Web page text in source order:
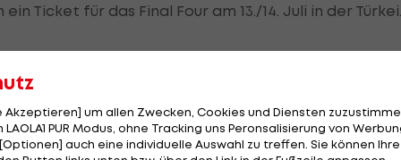
Ticket für das Final Four am 13./14. Juli in der Türkei.
der vergangenen Wochen anzumerken.
als mental stärkeres Team, das zwar in jedem Satz,
hinterherlief, in den entscheidenden Momenten
Akzeptieren] um allen Zwecken, Cookies und Diensten
PUR Modus, ohne Tracking uns Peronsalisierung von
auch eine individuelle Auswahl zu treffen. Sie können